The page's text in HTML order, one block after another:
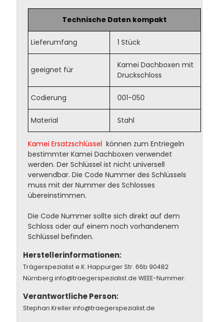
Technische Daten kompakt
Lieferumfang 1 Stück
geeignet für
Kamei Dachboxen mit
Druckschloss
Codierung 001-050
Material Stahl
Kamei Ersatzschlüssel können zum Entriegeln
bestimmter Kamei Dachboxen verwendet
werden. Der Schlüssel ist nicht universell
verwendbar. Die Code Nummer des Schlüssels
muss mit der Nummer des Schlosses
übereinstimmen.
Die Code Nummer sollte sich direkt auf dem
Schloss oder auf einem noch vorhandenem
Schlüssel befinden.
Herstellerinformationen:
Trägerspezialist e.K. Happurger Str. 66b 90482
Nürnberg info@traegerspezialist.de WEEE-Nummer:
Verantwortliche Person:
Stephan Kreller info@traegerspezialist.de